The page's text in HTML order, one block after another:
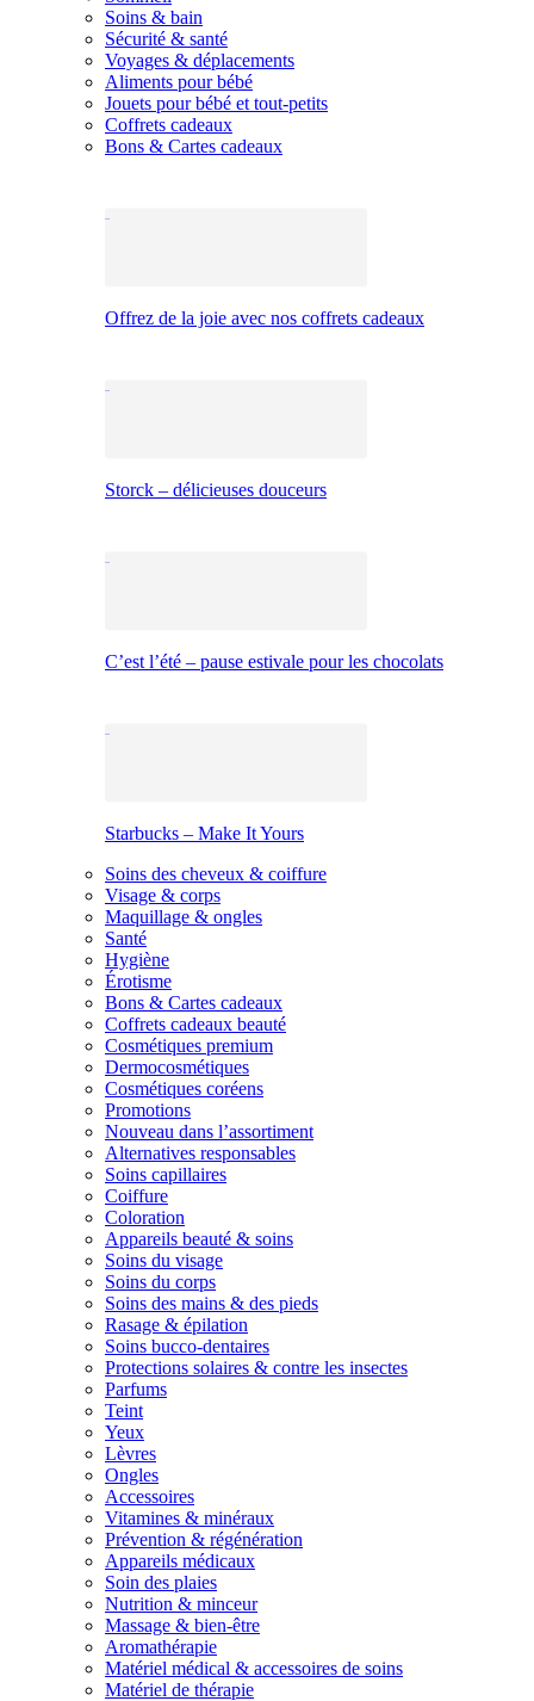
Soins & bain
Sécurité & santé
Voyages & déplacements
Aliments pour bébé
Jouets pour bébé et tout-petits
Coffrets cadeaux
Bons & Cartes cadeaux
Offrez de la joie avec nos coffrets cadeaux
Storck – délicieuses douceurs
C’est l’été – pause estivale pour les chocolats
Starbucks – Make It Yours
Soins des cheveux & coiffure
Visage & corps
Maquillage & ongles
Santé
Hygiène
Érotisme
Bons & Cartes cadeaux
Coffrets cadeaux beauté
Cosmétiques premium
Dermocosmétiques
Cosmétiques coréens
Promotions
Nouveau dans l’assortiment
Alternatives responsables
Soins capillaires
Coiffure
Coloration
Appareils beauté & soins
Soins du visage
Soins du corps
Soins des mains & des pieds
Rasage & épilation
Soins bucco-dentaires
Protections solaires & contre les insectes
Parfums
Teint
Yeux
Lèvres
Ongles
Accessoires
Vitamines & minéraux
Prévention & régénération
Appareils médicaux
Soin des plaies
Nutrition & minceur
Massage & bien-être
Aromathérapie
Matériel médical & accessoires de soins
Matériel de thérapie